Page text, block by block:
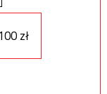
zł